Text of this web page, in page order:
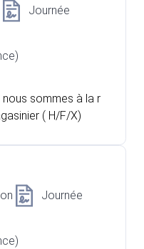
Journée
nous sommes à la r
( H/F/X)
Journée